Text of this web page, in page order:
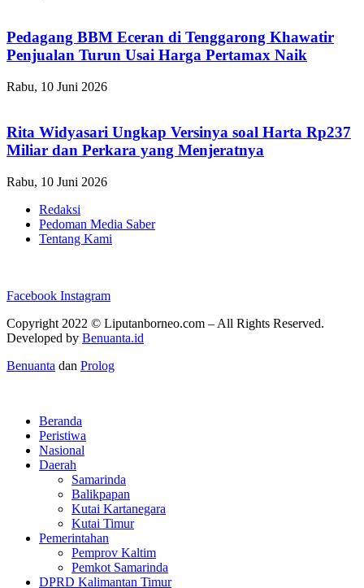
Pedagang BBM Eceran di Tenggarong Khawatir
Penjualan Turun Usai Harga Pertamax Naik
Rabu, 10 Juni 2026
Rita Widyasari Ungkap Versinya soal Harta Rp237
Miliar dan Perkara yang Menjeratnya
Rabu, 10 Juni 2026
Redaksi
Pedoman Media Saber
Tentang Kami
Facebook Instagram
Copyright 2022 © Liputanborneo.com – All Rights Reserved.
Developed by Benuanta.id
Benuanta dan Prolog
Beranda
Peristiwa
Nasional
Daerah
Samarinda
Balikpapan
Kutai Kartanegara
Kutai Timur
Pemerintahan
Pemprov Kaltim
Pemkot Samarinda
DPRD Kalimantan Timur